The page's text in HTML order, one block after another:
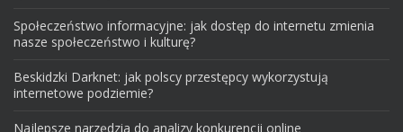
Społeczeństwo informacyjne: jak dostęp do internetu zmienia
nasze społeczeństwo i kulturę?
Beskidzki Darknet: jak polscy przestępcy wykorzystują
internetowe podziemie?
Najlepsze narzędzia do analizy konkurencji online